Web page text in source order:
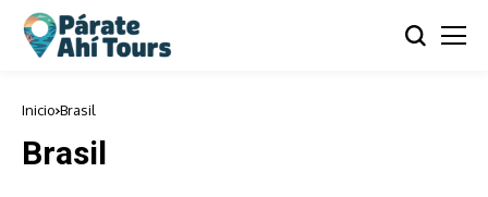
Inicio Brasil
Brasil